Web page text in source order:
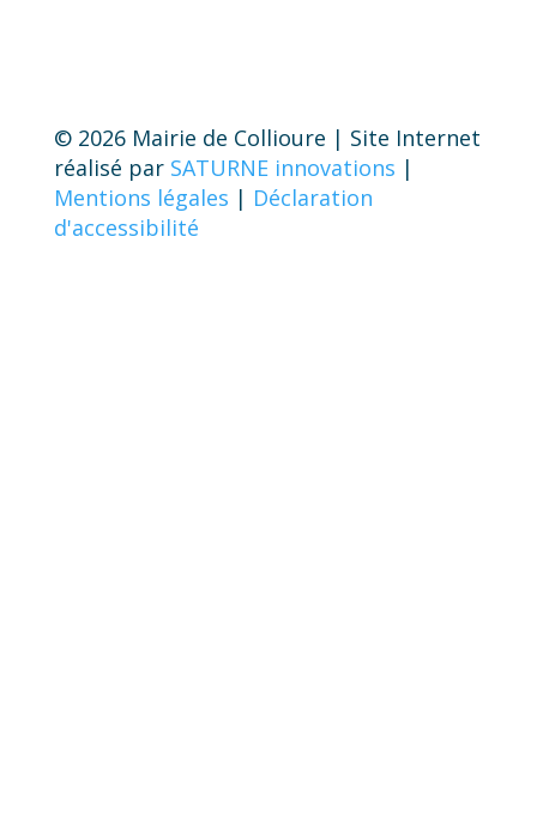
© 2026 Mairie de Collioure | Site Internet
réalisé par SATURNE innovations |
Mentions légales | Déclaration
d'accessibilité